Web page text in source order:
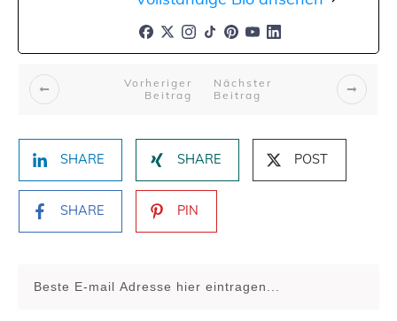
Vorheriger
Beitrag
Nächster
Beitrag
SHARE SHARE POST
SHARE PIN